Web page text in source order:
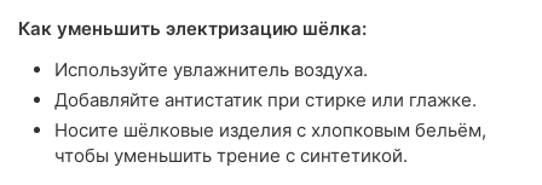
Как уменьшить электризацию шёлка:
Используйте увлажнитель воздуха.
Добавляйте антистатик при стирке или глажке.
Носите шёлковые изделия с хлопковым бельём,
чтобы уменьшить трение с синтетикой.